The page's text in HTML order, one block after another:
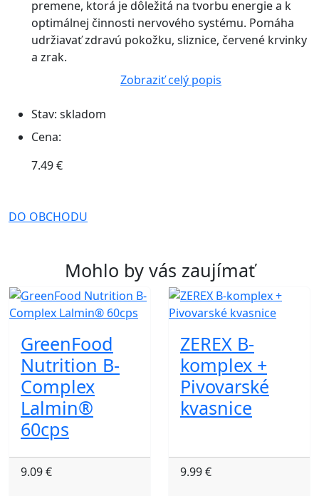
premene, ktorá je dôležitá na tvorbu energie a k
optimálnej činnosti nervového systému. Pomáha
udržiavať zdravú pokožku, sliznice, červené krvinky
a zrak.
Zobraziť celý popis
Stav: skladom
Cena:
7.49 €
DO OBCHODU
Mohlo by vás zaujímať
GreenFood
Nutrition B-
Complex
Lalmin®
60cps
9.09 €
ZEREX B-
komplex +
Pivovarské
kvasnice
9.99 €